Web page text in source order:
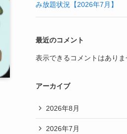
み放題状況【2026年7月】
最近のコメント
表示できるコメントはありま
アーカイブ
2026年8月
2026年7月